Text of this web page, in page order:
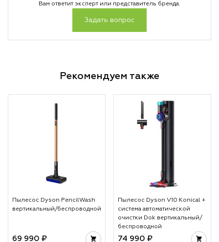
Вам ответит эксперт или представитель бренда.
Задать вопрос
Рекомендуем также
Пылесос Dyson PencilWash
вертикальный/беспроводной
69 990 ₽
Пылесос Dyson V10 Konical +
система автоматической
очистки Dok вертикальный/
беспроводной
74 990 ₽